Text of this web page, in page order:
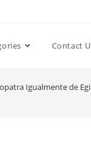
Contact
Igualmente de